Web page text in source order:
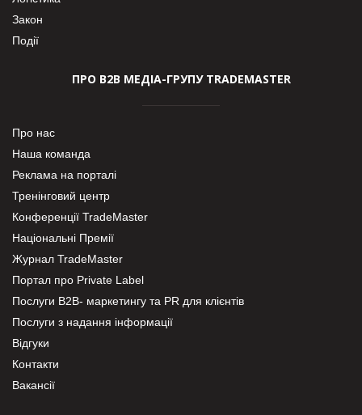
Закон
Події
ПРО В2В МЕДІА-ГРУПУ TRADEMASTER
Про нас
Наша команда
Реклама на порталі
Тренінговий центр
Конференції TradeMaster
Національні Премії
Журнал TradeMaster
Портал про Private Label
Послуги В2В- маркетингу та PR для клієнтів
Послуги з надання інформації
Відгуки
Контакти
Вакансії